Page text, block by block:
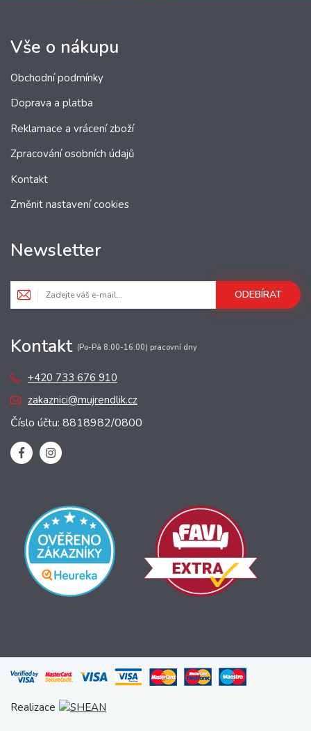
Vše o nákupu
Obchodní podmínky
Doprava a platba
Reklamace a vrácení zboží
Zpracování osobních údajů
Kontakt
Změnit nastavení cookies
Newsletter
ODEBÍRAT
Kontakt (Po-Pá 8:00-16:00) pracovní dny
+420 733 676 910
zakaznici@mujrendlik.cz
Číslo účtu: 8818982/0800
Realizace